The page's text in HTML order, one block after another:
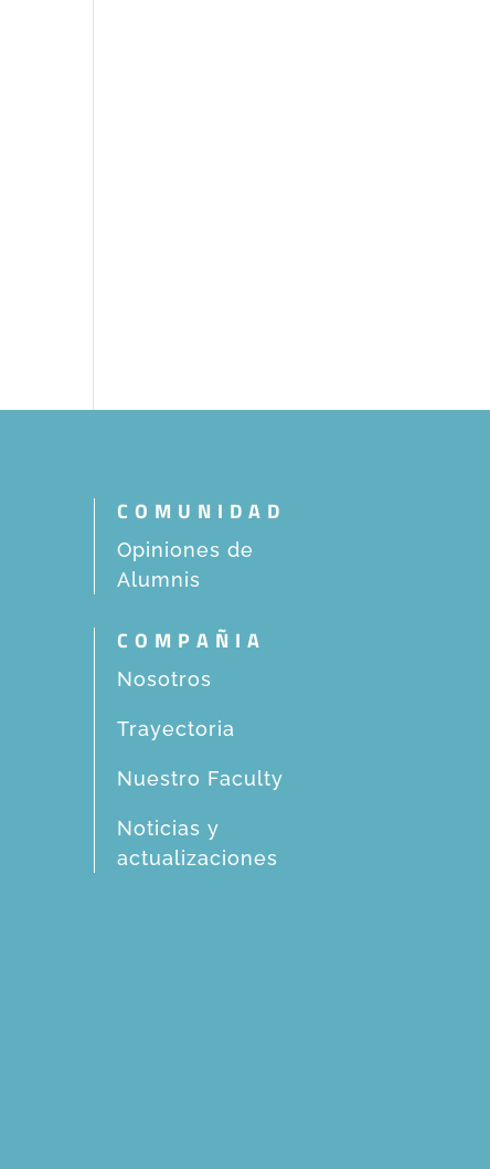
COMUNIDAD
Opiniones de
Alumnis
COMPAÑIA
Nosotros
Trayectoria
Nuestro Faculty
Noticias y
actualizaciones